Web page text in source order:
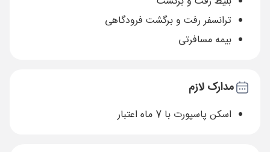
ترانسفر رفت و برگشت فرودگاهی
بیمه مسافرتی
مدارک لازم
اسکن پاسپورت با 7 ماه اعتبار